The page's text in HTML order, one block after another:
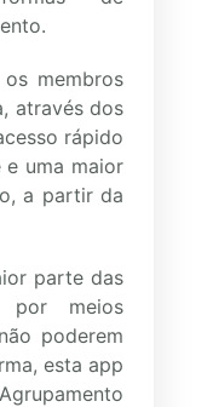
membros
através dos
rápido
uma maior
a partir da
parte das
por meios
poderem
esta app